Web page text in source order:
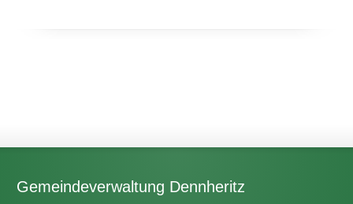
Gemeindeverwaltung Dennheritz